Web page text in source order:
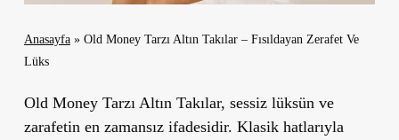
Anasayfa» Old Money Tarzı Altın Takılar – Fısıldayan Zerafet Ve
Lüks
Old Money Tarzı Altın Takılar, sessiz lüksün ve
zarafetin en zamansız ifadesidir. Klasik hatlarıyla